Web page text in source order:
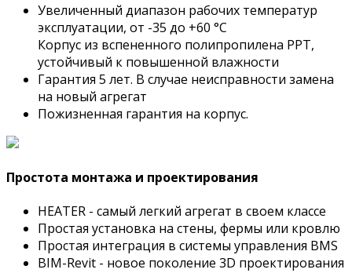
Увеличенный диапазон рабочих температур
эксплуатации, от -35 до +60 °C
Корпус из вспененного полипропилена PPT,
устойчивый к повышенной влажности
Гарантия 5 лет. В случае неисправности замена
на новый агрегат
Пожизненная гарантия на корпус.
Простота монтажа и проектирования
HEATER - cамый легкий агрегат в своем классе
Простая установка на стены, фермы или кровлю
Простая интеграция в системы управления BMS
BIM-Revit - новое поколение 3D проектирования